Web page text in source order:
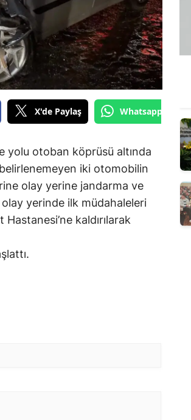
X'de Paylaş Whatsapp'tan
yolu otoban köprüsü altında
iki otomobilin
olay yerine jandarma ve
olay yerinde ilk müdahaleleri
kaldırılarak